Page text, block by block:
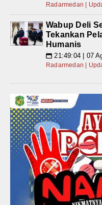
Radarmedan |
Wabup Deli
Tekankan
Humanis
📅 21:49:04 | 07
Radarmedan |